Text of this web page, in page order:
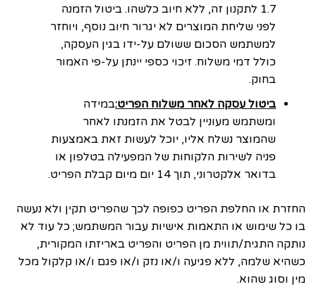
1.7 לתקנון זה, ללא חיוב כלשהו. ביטול הזמנה
לפני שליחת המוצרים לא יגרור חיוב נוסף, ויוחזר
למשתמש הסכום ששולם על-ידו בגין העסקה,
כולל דמי משלוח. זיכוי כספי יינתן על-פי האמור
בחוק.
ביטול עסקה לאחר משלוח הפריט:במידה
ומשתמש מעוניין לבטל את הזמנתו לאחר
שהמוצר נשלח אליו, יוכל לעשות זאת באמצעות
פניה לשירות הלקוחות של המפעילה בטלפון או
בדואר אלקטרוני, תוך 14 יום מיום קבלת הפריט.
החזרת או החלפת הפריט כפופה לכך שהפריט תקין ולא נעשה
בו כל שימוש או התאמות אישיות עבור המשתמש; כל עוד לא
נותקה התגית/תווית מן הפריט והפריט באריזתו המקורית,
כשהיא שלמה, ללא פגיעה ו/או נזק ו/או פגם ו/או קלקול מכל
מין וסוג שהוא.